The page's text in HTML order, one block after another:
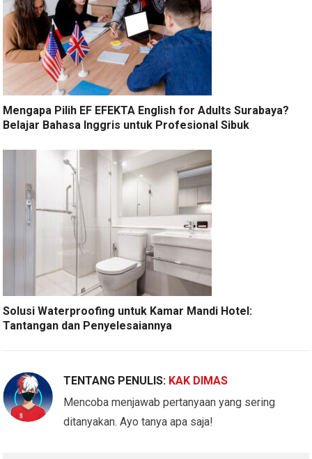
Mengapa Pilih EF EFEKTA English for Adults Surabaya?
Belajar Bahasa Inggris untuk Profesional Sibuk
Solusi Waterproofing untuk Kamar Mandi Hotel:
Tantangan dan Penyelesaiannya
TENTANG PENULIS: KAK DIMAS
Mencoba menjawab pertanyaan yang sering
ditanyakan. Ayo tanya apa saja!